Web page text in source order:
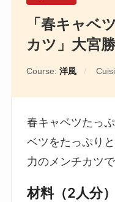
「春キャベ
カツ」大宮
Course: 洋風
春キャベツたっ
ベツをたっぷり
力のメンチカツで
材料（2人分）